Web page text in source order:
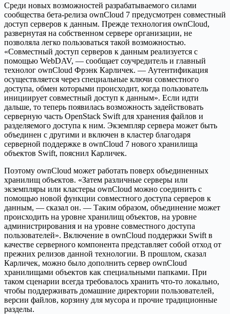
Среди новых возможностей разрабатываемого силами
сообщества бета-релиза ownCloud 7 предусмотрен совместный
доступ серверов к данным. Прежде технология ownCloud,
развернутая на собственном сервере организации, не
позволяла легко пользоваться такой возможностью.
«Совместный доступ серверов к данным реализуется с
помощью WebDAV, — сообщает соучредитель и главный
технолог ownCloud Фрэнк Карличек. — Аутентификация
осуществляется через специальные ключи совместного
доступа, обмен которыми происходит, когда пользователь
инициирует совместный доступ к данным». Если идти
дальше, то теперь появилась возможность задействовать
серверную часть OpenStack Swift для хранения файлов и
разделяемого доступа к ним. Экземпляр сервера может быть
объединен с другими и включен в кластер благодаря
серверной поддержке в ownCloud 7 нового хранилища
объектов Swift, пояснил Карличек.
Поэтому ownCloud может работать поверх объединенных
хранилищ объектов. «Затем различные серверы или
экземпляры или кластеры ownCloud можно соединить с
помощью новой функции совместного доступа серверов к
данным, — сказал он. — Таким образом, объединение может
происходить на уровне хранилищ объектов, на уровне
администрирования и на уровне совместного доступа
пользователей». Включение в ownCloud поддержки Swift в
качестве серверного компонента представляет собой отход от
прежних релизов данной технологии. В прошлом, сказал
Карличек, можно было дополнить сервер ownCloud
хранилищами объектов как специальными папками. При
таком сценарии всегда требовалось хранить что-то локально,
чтобы поддерживать домашние директории пользователей,
версии файлов, корзину для мусора и прочие традиционные
разделы.